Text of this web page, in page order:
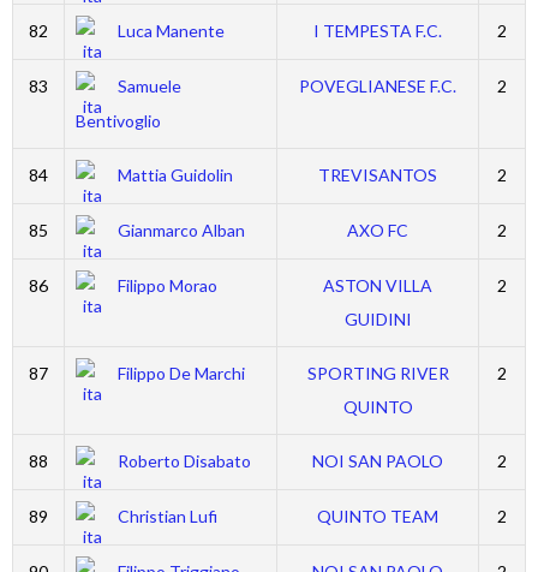
82 Luca Manente I TEMPESTA F.C. 2
83
Samuele
Bentivoglio
POVEGLIANESE F.C. 2
84 Mattia Guidolin TREVISANTOS 2
85 Gianmarco Alban AXO FC 2
86 Filippo Morao
ASTON VILLA
GUIDINI
2
87 Filippo De Marchi
SPORTING RIVER
QUINTO
2
88 Roberto Disabato NOI SAN PAOLO 2
89 Christian Lufi QUINTO TEAM 2